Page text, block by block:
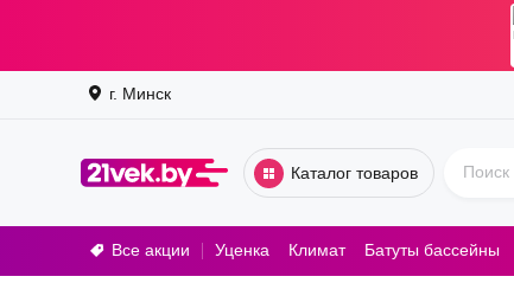
г. Минск
Каталог товаров
Все акции Уценка Климат Батуты бассейны